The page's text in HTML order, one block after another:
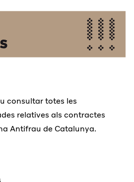
consultar totes les
relatives als contractes
Antifrau de Catalunya.